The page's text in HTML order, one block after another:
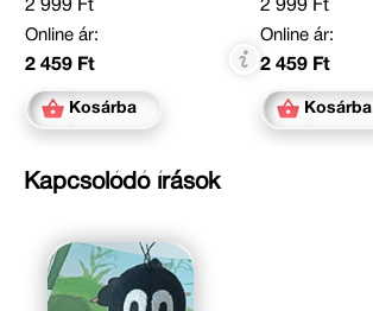
2 999 Ft
Online ár:
2 459 Ft
Kosárba
2 999 Ft
Online ár:
2 459 Ft
Kosárba
Kapcsolódó írások